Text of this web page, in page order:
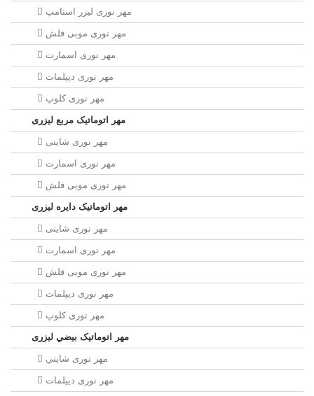
مهر نوری لیزر استامپ
مهر نوری موبی فلش
مهر نوری اسمارت
مهر نوری ديپلمات
مهر نوری کلوپ
مهر اتوماتیک مربع لیزری
مهر نوری شاینی
مهر نوری اسمارت
مهر نوری موبی فلش
مهر اتوماتیک دايره لیزری
مهر نوری شاینی
مهر نوری اسمارت
مهر نوری موبی فلش
مهر نوری دیپلمات
مهر نوری کلوپ
مهر اتوماتیک بيضي لیزری
مهر نوری شايني
مهر نوری دیپلمات